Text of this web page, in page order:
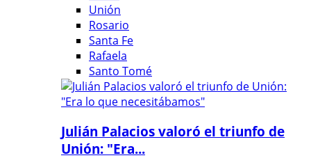
Unión
Rosario
Santa Fe
Rafaela
Santo Tomé
Julián Palacios valoró el triunfo de
Unión: "Era...